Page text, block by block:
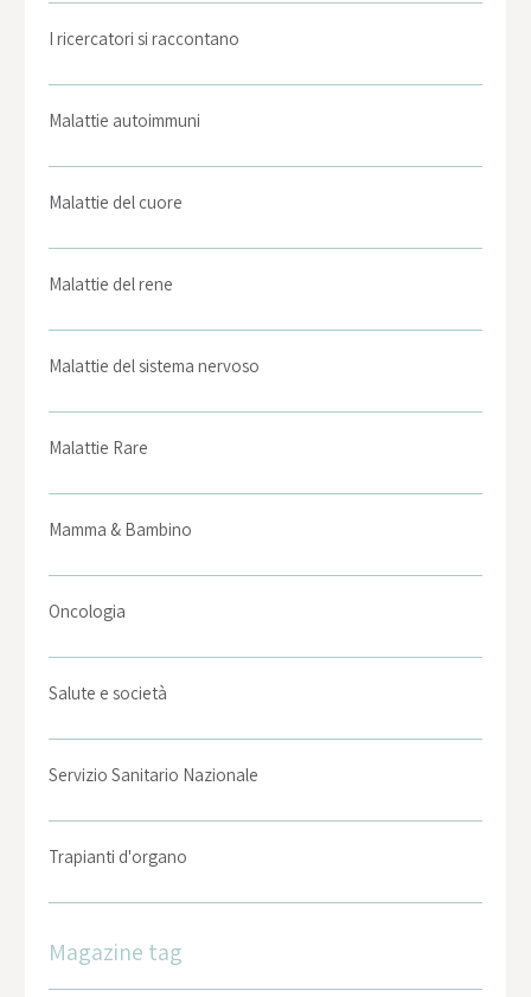
I ricercatori si raccontano
Malattie autoimmuni
Malattie del cuore
Malattie del rene
Malattie del sistema nervoso
Malattie Rare
Mamma & Bambino
Oncologia
Salute e società
Servizio Sanitario Nazionale
Trapianti d'organo
Magazine tag